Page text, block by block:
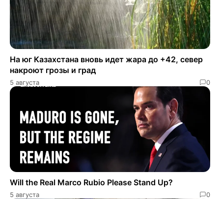
На юг Казахстана вновь идет жара до +42, север
накроют грозы и град
5 августа 0
Will the Real Marco Rubio Please Stand Up?
5 августа 0